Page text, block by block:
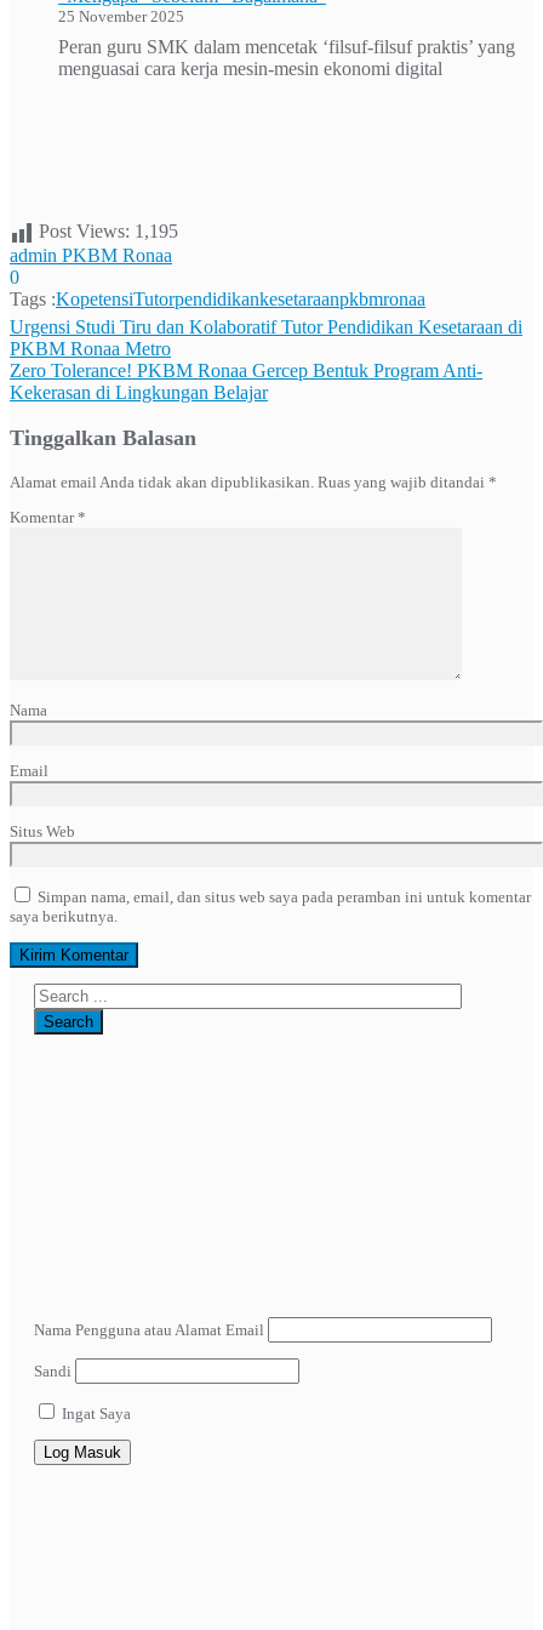
25 November 2025
Peran guru SMK dalam mencetak ‘filsuf-filsuf praktis’ yang
menguasai cara kerja mesin-mesin ekonomi digital
Post Views: 1,195
admin PKBM Ronaa
0
Tags :KopetensiTutorpendidikankesetaraanpkbmronaa
Navigasi
pos
Urgensi Studi Tiru dan Kolaboratif Tutor Pendidikan Kesetaraan di
PKBM Ronaa Metro
Zero Tolerance! PKBM Ronaa Gercep Bentuk Program Anti-
Kekerasan di Lingkungan Belajar
Tinggalkan Balasan
Alamat email Anda tidak akan dipublikasikan. Ruas yang wajib ditandai *
Komentar*
Nama
Email
Situs Web
Simpan nama, email, dan situs web saya pada peramban ini untuk komentar
saya berikutnya.
Nama Pengguna atau Alamat Email
Sandi
Ingat Saya